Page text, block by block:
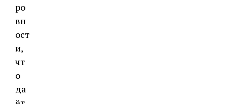
ро
вн
ост
и,
чт
о
да